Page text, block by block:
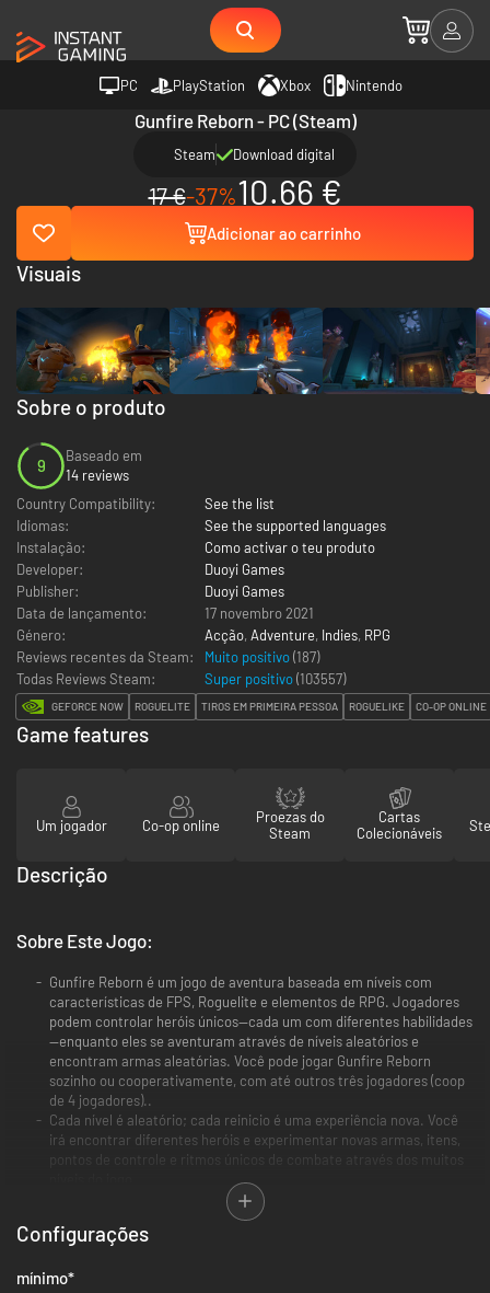
PC PlayStation Xbox Nintendo
Gunfire Reborn - PC (Steam)
Steam Download digital
17 €-37%10.66 €
Adicionar ao carrinho
Sobre o produto
9
Baseado em
14 reviews
Country Compatibility:
See the list
Idiomas:
See the supported languages
Instalação:
Como activar o teu produto
Developer:
Duoyi Games
Publisher:
Duoyi Games
Data de lançamento:
17 novembro 2021
Género:
Acção, Adventure, Indies, RPG
Reviews recentes da Steam:
Muito positivo(187)
Todas Reviews Steam:
Super positivo(103557)
GEFORCE NOW ROGUELITE TIROS EM PRIMEIRA PESSOA ROGUELIKE CO-OP ONLINE
Visuais
Game features
Um jogador Co-op online
Proezas do
Steam
Cartas
Colecionáveis
Descrição
Sobre Este Jogo:
Gunfire Reborn é um jogo de aventura baseada em níveis com
características de FPS, Roguelite e elementos de RPG. Jogadores
podem controlar heróis únicos—cada um com diferentes habilidades
—enquanto eles se aventuram através de níveis aleatórios e
encontram armas aleatórias. Você pode jogar Gunfire Reborn
sozinho ou cooperativamente, com até outros três jogadores (coop
de 4 jogadores)..
Cada nível é aleatório; cada reinicio é uma experiência nova. Você
irá encontrar diferentes heróis e experimentar novas armas, itens,
pontos de controle e ritmos únicos de combate através dos muitos
Configurações
mínimo*